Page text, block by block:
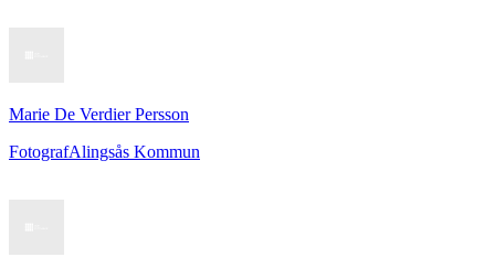
Marie De Verdier Persson
FotografAlingsås Kommun